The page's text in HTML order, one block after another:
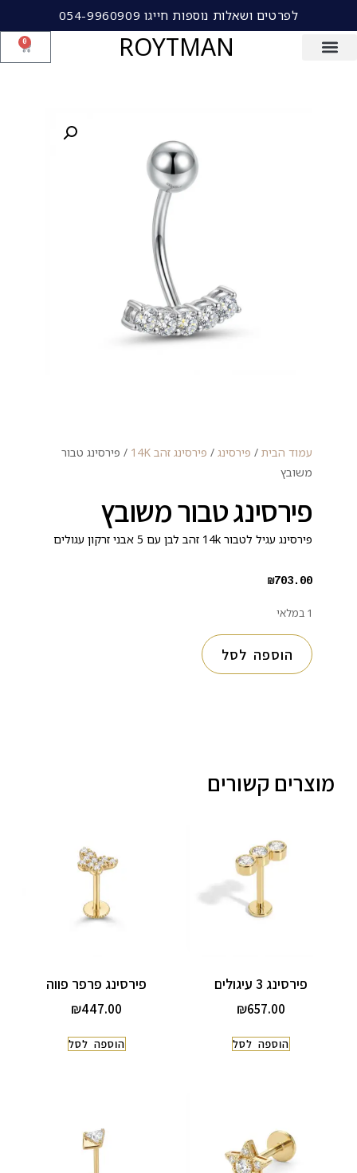
לפרטים ושאלות נוספות חייגו 054-9960909
ROYTMAN
0
עמוד הבית / פירסינג / פירסינג זהב 14K
/ פירסינג טבור
משובץ
פירסינג טבור משובץ
פירסינג עגיל לטבור 14k זהב לבן עם 5 אבני זרקון עגולים
₪703.00
1 במלאי
הוספה לסל
מוצרים קשורים
פירסינג 3 עיגולים
₪657.00
הוספה לסל
פירסינג פרפר פווה
₪447.00
הוספה לסל